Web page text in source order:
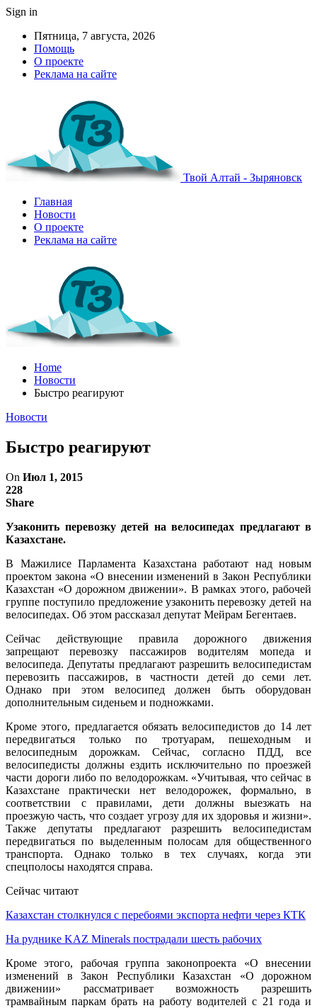
Sign in
Пятница, 7 августа, 2026
Помощь
О проекте
Реклама на сайте
Твой Алтай - Зыряновск
Главная
Новости
О проекте
Реклама на сайте
Home
Новости
Быстро реагируют
Новости
Быстро реагируют
On Июл 1, 2015
228
Share
Узаконить перевозку детей на велосипедах предлагают в
Казахстане.
В Мажилисе Парламента Казахстана работают над новым
проектом закона «О внесении изменений в Закон Республики
Казахстан «О дорожном движении». В рамках этого, рабочей
группе поступило предложение узаконить перевозку детей на
велосипедах. Об этом рассказал депутат Мейрам Бегентаев.
Сейчас действующие правила дорожного движения
запрещают перевозку пассажиров водителям мопеда и
велосипеда. Депутаты предлагают разрешить велосипедистам
перевозить пассажиров, в частности детей до семи лет.
Однако при этом велосипед должен быть оборудован
дополнительным сиденьем и подножками.
Кроме этого, предлагается обязать велосипедистов до 14 лет
передвигаться только по тротуарам, пешеходным и
велосипедным дорожкам. Сейчас, согласно ПДД, все
велосипедисты должны ездить исключительно по проезжей
части дороги либо по велодорожкам. «Учитывая, что сейчас в
Казахстане практически нет велодорожек, формально, в
соответствии с правилами, дети должны выезжать на
проезжую часть, что создает угрозу для их здоровья и жизни».
Также депутаты предлагают разрешить велосипедистам
передвигаться по выделенным полосам для общественного
транспорта. Однако только в тех случаях, когда эти
спецполосы находятся справа.
Сейчас читают
Казахстан столкнулся с перебоями экспорта нефти через КТК
На руднике KAZ Minerals пострадали шесть рабочих
Кроме этого, рабочая группа законопроекта «О внесении
изменений в Закон Республики Казахстан «О дорожном
движении» рассматривает возможность разрешить
трамвайным паркам брать на работу водителей с 21 года и